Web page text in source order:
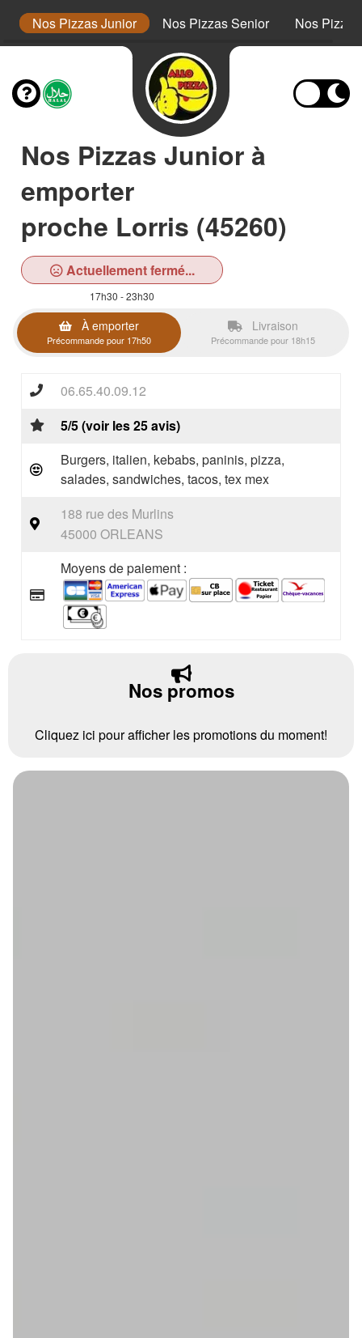
Nos Pizzas Junior Nos Pizzas Senior Nos Pizza
Nos Pizzas Junior à
emporter
proche Lorris (45260)
Actuellement fermé...
17h30 - 23h30
À emporter
Précommande pour 17h50
Livraison
Précommande pour 18h15
06.65.40.09.12
5/5 (voir les 25 avis)
Burgers, italien, kebabs, paninis, pizza,
salades, sandwiches, tacos, tex mex
188 rue des Murlins
45000 ORLEANS
Moyens de paiement :
Nos promos
Cliquez ici pour afficher les promotions du moment!